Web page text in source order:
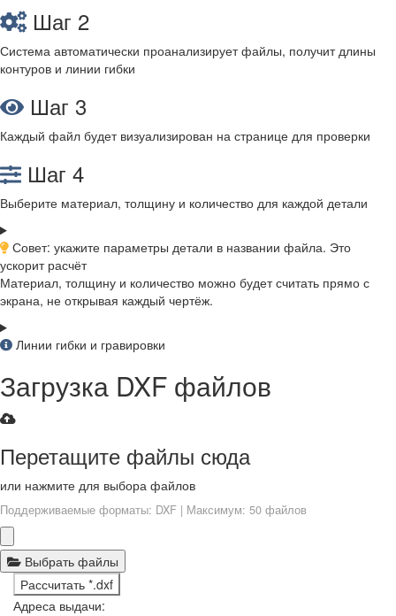
Шаг 2
Система автоматически проанализирует файлы, получит длины
контуров и линии гибки
Шаг 3
Каждый файл будет визуализирован на странице для проверки
Шаг 4
Выберите материал, толщину и количество для каждой детали
Совет: укажите параметры детали в названии файла. Это
ускорит расчёт
Материал, толщину и количество можно будет считать прямо с
экрана, не открывая каждый чертёж.
Линии гибки и гравировки
Загрузка DXF файлов
Перетащите файлы сюда
или нажмите для выбора файлов
Поддерживаемые форматы: DXF | Максимум: 50 файлов
Выбрать файлы
Рассчитать *.dxf
Адреса выдачи: